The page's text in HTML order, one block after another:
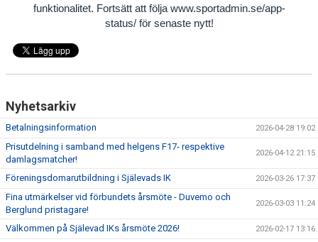
funktionalitet. Fortsätt att följa www.sportadmin.se/app-
status/ för senaste nytt!
Nyhetsarkiv
Betalningsinformation 2026-04-28 19:02
Prisutdelning i samband med helgens F17- respektive
damlagsmatcher!
2026-04-12 21:15
Föreningsdomarutbildning i Själevads IK 2026-03-26 17:37
Fina utmärkelser vid förbundets årsmöte - Duvemo och
Berglund pristagare!
2026-03-03 11:24
Välkommen på Själevad IKs årsmöte 2026! 2026-02-17 13:16